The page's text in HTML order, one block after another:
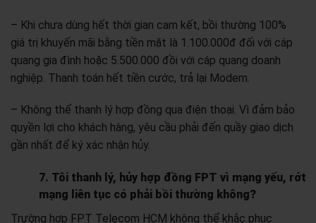
– Khi chưa dùng hết thời gian cam kết, bồi thường 100%
giá trị khuyến mãi bằng tiền mặt là 1.100.000đ đối với cáp
quang gia đình hoặc 5.500.000 đồi với cáp quang doanh
nghiệp. Thanh toán hết tiền cước, trả lại Modem.
– Không thể thanh lý hợp đồng qua điện thoại. Vì đảm bảo
quyền lợi cho khách hàng, yêu cầu phải đến quầy giao dịch
gần nhất để ký xác nhận hủy.
7. Tôi thanh lý, hủy hợp đồng FPT vì mạng yếu, rớt
mạng liên tục có phải bồi thường không?
Trường hợp FPT Telecom HCM không thể khắc phục